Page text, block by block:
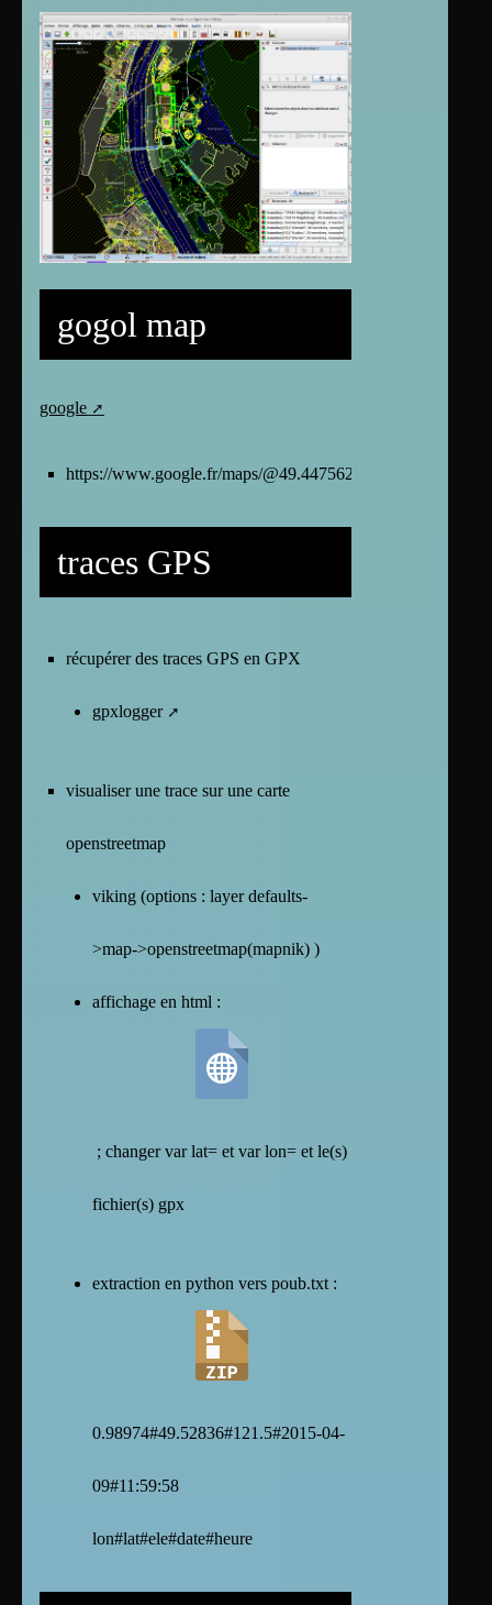
gogol map
google
https://www.google.fr/maps/@49.4475625,1.0994998,20z
traces GPS
récupérer des traces GPS en GPX
gpxlogger
visualiser une trace sur une carte
openstreetmap
viking (options : layer defaults-
>map->openstreetmap(mapnik) )
affichage en html :
; changer var lat= et var lon= et le(s)
fichier(s) gpx
extraction en python vers poub.txt :
0.98974#49.52836#121.5#2015-04-
09#11:59:58
lon#lat#ele#date#heure